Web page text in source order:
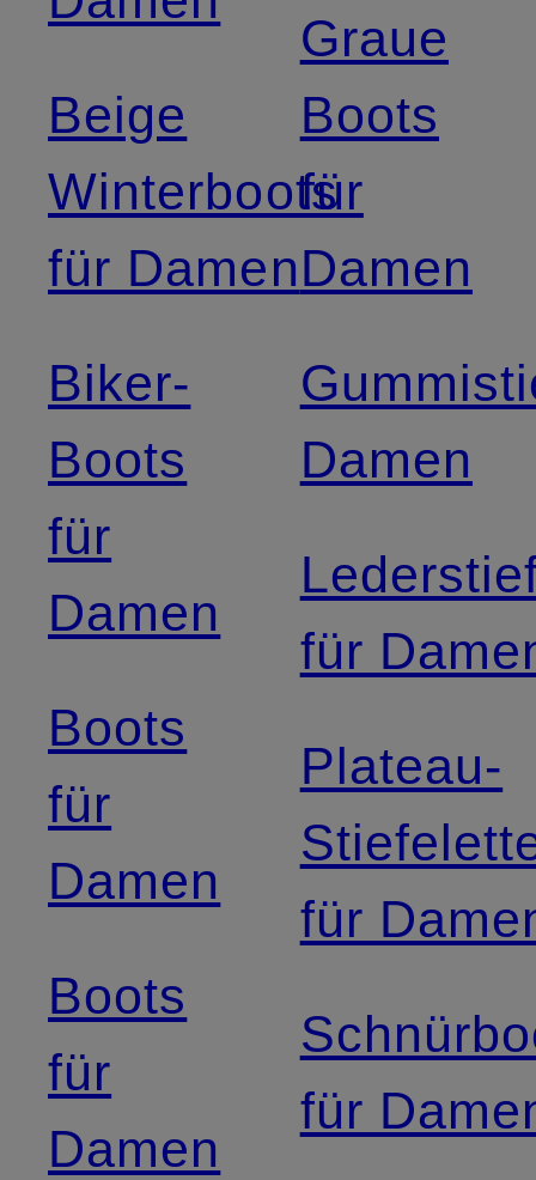
Beige
Winterboots
für Damen
Biker-
Boots
für
Damen
Boots
für
Damen
Boots
für
Damen
Graue
Boots
für
Damen
Damen
für
Plateau-
für
für